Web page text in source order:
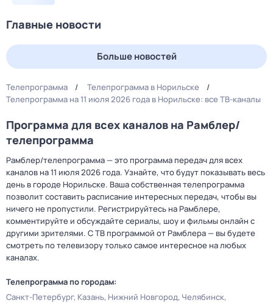
Главные новости
Больше новостей
Телепрограмма
Телепрограмма в Норильске
Телепрограмма на 11 июля 2026 года в Норильске: все ТВ-каналы
Программа для всех каналов на Рамблер/
телепрограмма
Рамблер/телепрограмма — это программа передач для всех
каналов на 11 июля 2026 года. Узнайте, что будут показывать весь
день в городе Норильске. Ваша собственная телепрограмма
позволит составить расписание интересных передач, чтобы вы
ничего не пропустили. Регистрируйтесь на Рамблере,
комментируйте и обсуждайте сериалы, шоу и фильмы онлайн с
другими зрителями. С ТВ программой от Рамблера — вы будете
смотреть по телевизору только самое интересное на любых
каналах.
Телепрограмма по городам:
Санкт-Петербург Казань Нижний Новгород Челябинск